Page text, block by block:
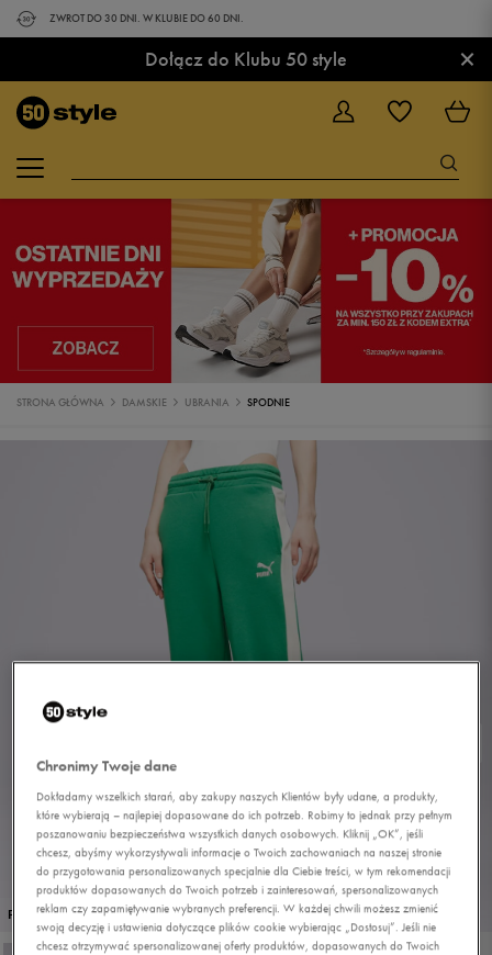
ZWROT DO 30 DNI. W KLUBIE DO 60 DNI.
Dołącz do Klubu 50 style ×
STRONA GŁÓWNA DAMSKIE UBRANIA SPODNIE
PROMO: DO -30%
Chronimy Twoje dane
Dokładamy wszelkich starań, aby zakupy naszych Klientów były udane, a produkty,
które wybierają – najlepiej dopasowane do ich potrzeb. Robimy to jednak przy pełnym
poszanowaniu bezpieczeństwa wszystkich danych osobowych. Kliknij „OK”, jeśli
chcesz, abyśmy wykorzystywali informacje o Twoich zachowaniach na naszej stronie
do przygotowania personalizowanych specjalnie dla Ciebie treści, w tym rekomendacji
produktów dopasowanych do Twoich potrzeb i zainteresowań, spersonalizowanych
reklam czy zapamiętywanie wybranych preferencji. W każdej chwili możesz zmienić
swoją decyzję i ustawienia dotyczące plików cookie wybierając „Dostosuj”. Jeśli nie
chcesz otrzymywać spersonalizowanej oferty produktów, dopasowanych do Twoich